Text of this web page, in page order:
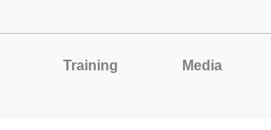
Training Media